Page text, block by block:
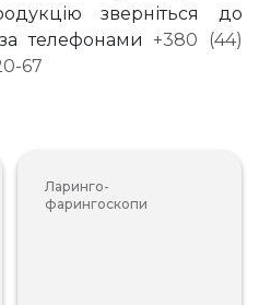
зверніться до
за телефонами+380 (44)
67
Ларинго-
фарингоскопи